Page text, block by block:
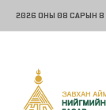
2026 ОНЫ 08 САРЫН 8